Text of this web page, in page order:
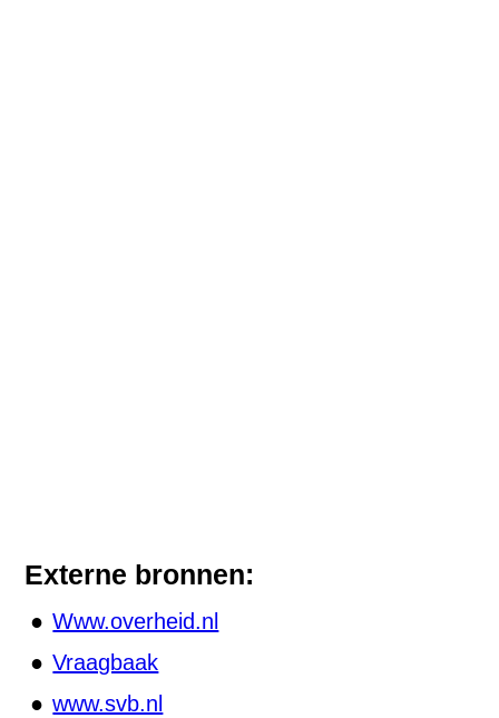
Externe bronnen:
Www.overheid.nl
Vraagbaak
www.svb.nl